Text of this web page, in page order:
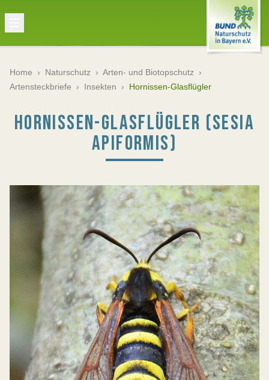
Home › Naturschutz › Arten- und Biotopschutz ›
Artensteckbriefe › Insekten › Hornissen-Glasflügler
HORNISSEN-GLASFLÜGLER (SESIA
APIFORMIS)